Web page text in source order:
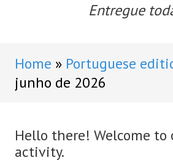
Entregue
Home
Portuguese
junho de 2026
Hello there! Welcome
activity.